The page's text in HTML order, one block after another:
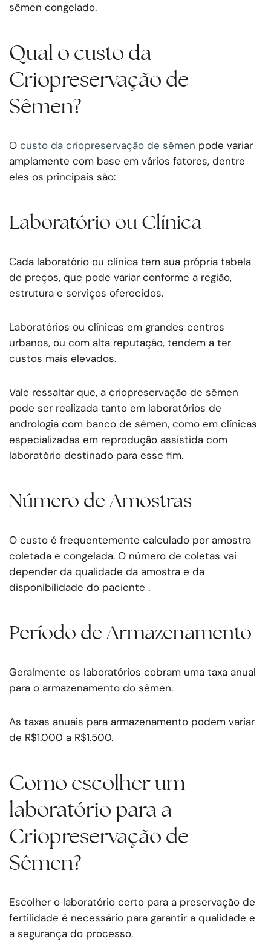
sêmen congelado.
Qual o custo da
Criopreservação de
Sêmen?
O custo da criopreservação de sêmen pode variar
amplamente com base em vários fatores, dentre
eles os principais são:
Laboratório ou Clínica
Cada laboratório ou clínica tem sua própria tabela
de preços, que pode variar conforme a região,
estrutura e serviços oferecidos.
Laboratórios ou clínicas em grandes centros
urbanos, ou com alta reputação, tendem a ter
custos mais elevados.
Vale ressaltar que, a criopreservação de sêmen
pode ser realizada tanto em laboratórios de
andrologia com banco de sêmen, como em clínicas
especializadas em reprodução assistida com
laboratório destinado para esse fim.
Número de Amostras
O custo é frequentemente calculado por amostra
coletada e congelada. O número de coletas vai
depender da qualidade da amostra e da
disponibilidade do paciente .
Período de Armazenamento
Geralmente os laboratórios cobram uma taxa anual
para o armazenamento do sêmen.
As taxas anuais para armazenamento podem variar
de R$1.000 a R$1.500.
Como escolher um
laboratório para a
Criopreservação de
Sêmen?
Escolher o laboratório certo para a preservação de
fertilidade é necessário para garantir a qualidade e
a segurança do processo.